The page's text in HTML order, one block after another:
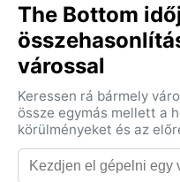
The Bottom
várossal
Keressen rá bármely
össze egymás mellett a
körülményeket és az